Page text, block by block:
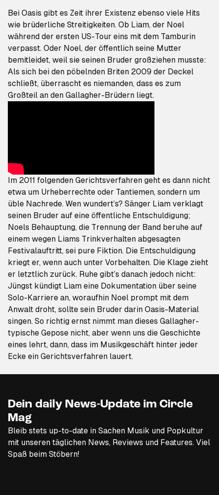
Bei Oasis gibt es Zeit ihrer Existenz ebenso viele Hits
wie brüderliche Streitigkeiten. Ob Liam, der Noel
während der ersten US-Tour eins mit dem Tamburin
verpasst. Oder Noel, der öffentlich seine Mutter
bemitleidet, weil sie seinen Bruder großziehen musste:
Als sich bei den pöbelnden Briten 2009 der Deckel
schließt, überrascht es niemanden, dass es zum
Großteil an den Gallagher-Brüdern liegt.
Im 2011 folgenden Gerichtsverfahren geht es dann nicht
etwa um Urheberrechte oder Tantiemen, sondern um
üble Nachrede. Wen wundert’s? Sänger Liam verklagt
seinen Bruder auf eine öffentliche Entschuldigung;
Noels Behauptung, die Trennung der Band beruhe auf
einem wegen Liams Trinkverhalten abgesagten
Festivalauftritt, sei pure Fiktion. Die Entschuldigung
kriegt er, wenn auch unter Vorbehalten. Die Klage zieht
er letztlich zurück. Ruhe gibt’s danach jedoch nicht:
Jüngst kündigt Liam eine Dokumentation über seine
Solo-Karriere an, woraufhin Noel prompt mit dem
Anwalt droht, sollte sein Bruder darin Oasis-Material
singen. So richtig ernst nimmt man dieses Gallagher-
typische Gepose nicht, aber wenn uns die Geschichte
eines lehrt, dann, dass im Musikgeschäft hinter jeder
Ecke ein Gerichtsverfahren lauert.
Dein daily News-Update im Circle
Mag
Bleib stets up-to-date in Sachen Musik und Popkultur
mit unseren täglichen News, Reviews und Features. Viel
Spaß beim Stöbern!